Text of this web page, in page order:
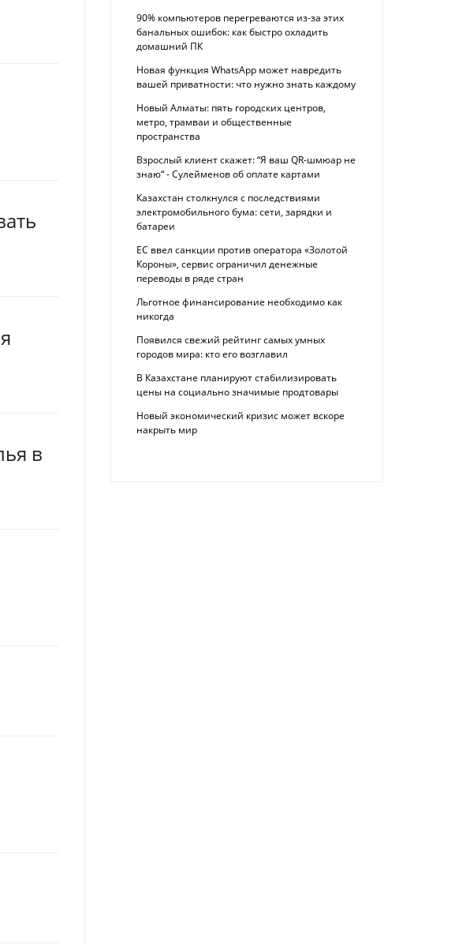
в
90% компьютеров перегреваются из-за этих
банальных ошибок: как быстро охладить
домашний ПК
Новая функция WhatsApp может навредить
вашей приватности: что нужно знать каждому
Новый Алматы: пять городских центров,
метро, трамваи и общественные
пространства
Взрослый клиент скажет: “Я ваш QR-шмюар не
знаю“ - Сулейменов об оплате картами
Казахстан столкнулся с последствиями
электромобильного бума: сети, зарядки и
батареи
ЕС ввел санкции против оператора «Золотой
Короны», сервис ограничил денежные
переводы в ряде стран
Льготное финансирование необходимо как
никогда
Появился свежий рейтинг самых умных
городов мира: кто его возглавил
В Казахстане планируют стабилизировать
цены на социально значимые продтовары
Новый экономический кризис может вскоре
накрыть мир